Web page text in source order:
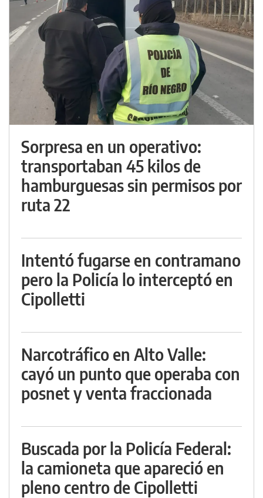
Sorpresa en un operativo:
transportaban 45 kilos de
hamburguesas sin permisos por
ruta 22
Intentó fugarse en contramano
pero la Policía lo interceptó en
Cipolletti
Narcotráfico en Alto Valle:
cayó un punto que operaba con
posnet y venta fraccionada
Buscada por la Policía Federal:
la camioneta que apareció en
pleno centro de Cipolletti